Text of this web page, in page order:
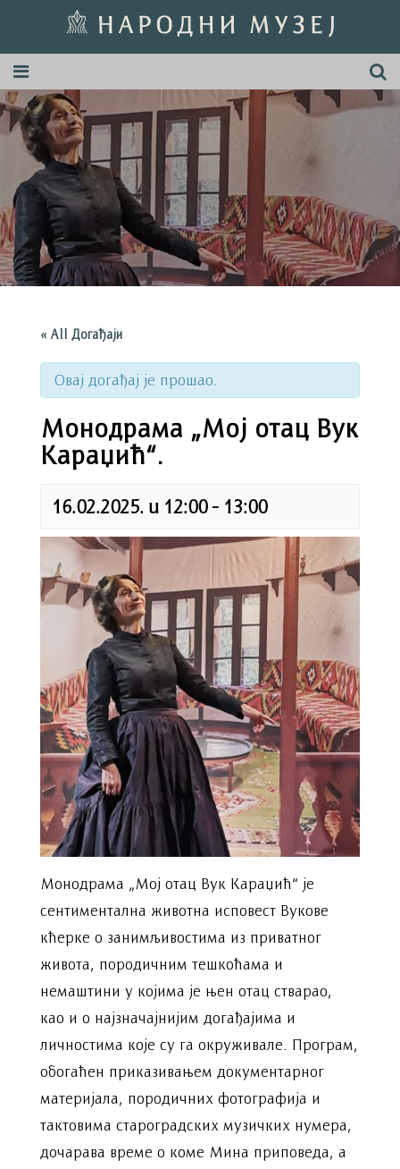
« All Догађаји
Овај догађај је прошао.
Монодрама „Мој отац Вук
Караџић“.
16.02.2025. u 12:00- 13:00
Монодрама „Мој отац Вук Караџић“ је
сентиментална животна исповест Вукове
кћерке о занимљивостима из приватног
живота, породичним тешкоћама и
немаштини у којима је њен отац стварао,
као и о најзначајнијим догађајима и
личностима које су га окруживале. Програм,
обогаћен приказивањем документарног
материјала, породичних фотографија и
тактовима староградских музичких нумера,
дочарава време о коме Мина приповеда, а